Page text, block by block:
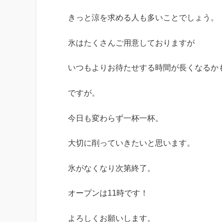
きっと涼を求める人も多いことでしょう。
氷はたくさんご用意しておりますが
いつもよりお待たせする時間が長くなるか
ですが。
今日も変わらず一杯一杯。
大切に削っていきたいと思います。
氷がなくなり次第終了。
オープンは11時です！
よろしくお願いします。